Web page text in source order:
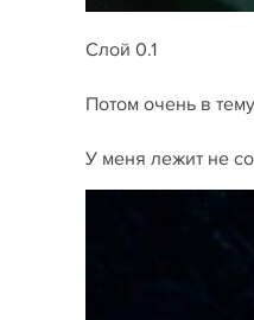
Слой 0.1
Потом очень в
У меня лежит не